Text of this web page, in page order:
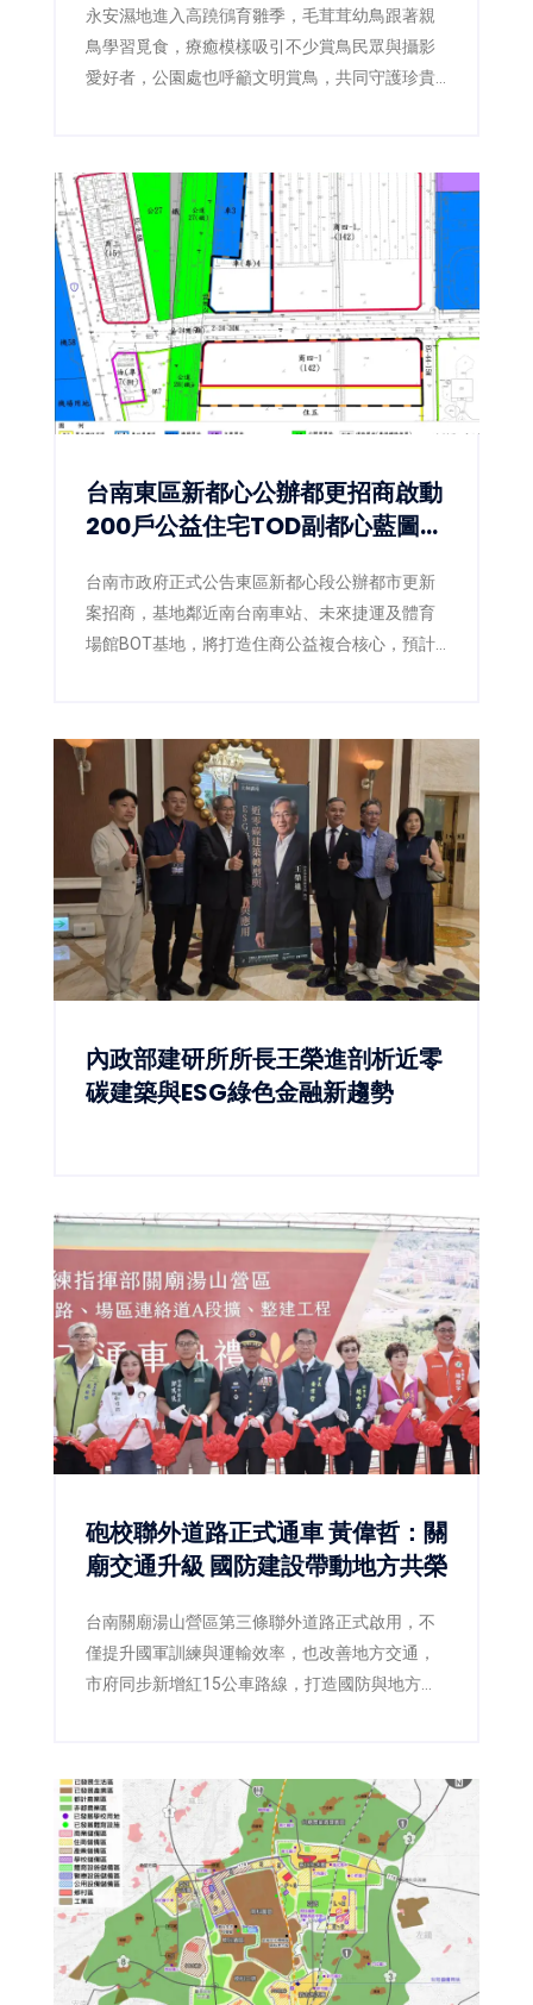
永安濕地進入高蹺鴴育雛季，毛茸茸幼鳥跟著親
鳥學習覓食，療癒模樣吸引不少賞鳥民眾與攝影
愛好者，公園處也呼籲文明賞鳥，共同守護珍貴
台南東區新都心公辦都更招商啟動
200戶公益住宅TOD副都心藍圖正
台南市政府正式公告東區新都心段公辦都市更新
案招商，基地鄰近南台南車站、未來捷運及體育
場館BOT基地，將打造住商公益複合核心，預計
內政部建研所所長王榮進剖析近零
碳建築與ESG綠色金融新趨勢
砲校聯外道路正式通車 黃偉哲：關
廟交通升級 國防建設帶動地方共榮
台南關廟湯山營區第三條聯外道路正式啟用，不
僅提升國軍訓練與運輸效率，也改善地方交通，
市府同步新增紅15公車路線，打造國防與地方雙